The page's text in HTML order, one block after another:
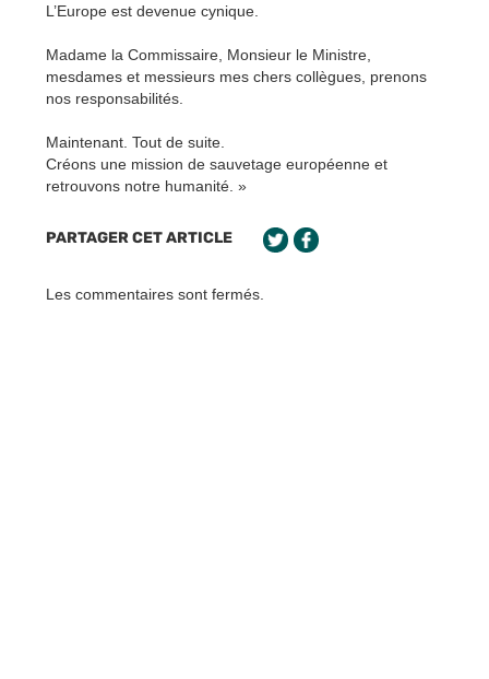
L’Europe est devenue cynique.
Madame la Commissaire, Monsieur le Ministre,
mesdames et messieurs mes chers collègues, prenons
nos responsabilités.
Maintenant. Tout de suite.
Créons une mission de sauvetage européenne et
retrouvons notre humanité. »
PARTAGER CET ARTICLE
Les commentaires sont fermés.